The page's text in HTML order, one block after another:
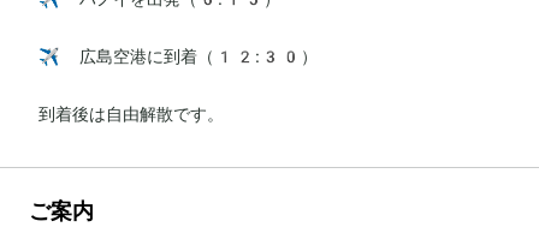
✈️ 広島空港に到着（12:30）
到着後は自由解散です。
ご案内